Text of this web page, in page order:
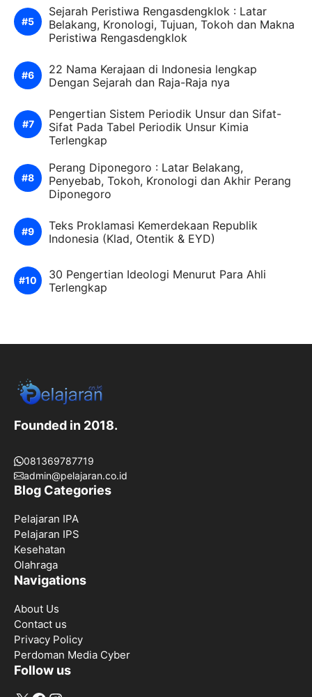
Sejarah Peristiwa Rengasdengklok : Latar
Belakang, Kronologi, Tujuan, Tokoh dan Makna
Peristiwa Rengasdengklok
22 Nama Kerajaan di Indonesia lengkap
Dengan Sejarah dan Raja-Raja nya
Pengertian Sistem Periodik Unsur dan Sifat-
Sifat Pada Tabel Periodik Unsur Kimia
Terlengkap
Perang Diponegoro : Latar Belakang,
Penyebab, Tokoh, Kronologi dan Akhir Perang
Diponegoro
Teks Proklamasi Kemerdekaan Republik
Indonesia (Klad, Otentik & EYD)
30 Pengertian Ideologi Menurut Para Ahli
Terlengkap
Founded in 2018.
081369787719
admin@pelajaran.co.id
Blog Categories
Pelajaran IPA
Pelajaran IPS
Kesehatan
Olahraga
Navigations
About Us
Contact us
Privacy Policy
Perdoman Media Cyber
Follow us